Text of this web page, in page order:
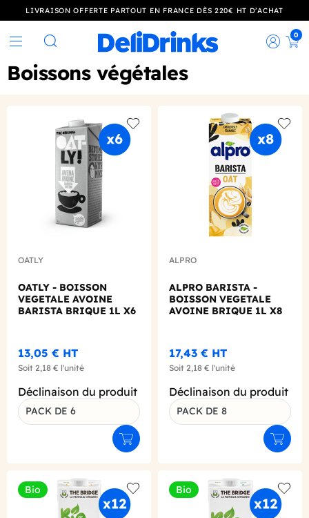
LIVRAISON OFFERTE PARTOUT EN FRANCE DÈS 220€ HT D’ACHAT
Rechercher
0
Boissons végétales
Add to wishlist
OATLY
OATLY - BOISSON
VEGETALE AVOINE
BARISTA BRIQUE 1L X6
13,05 € HT
Soit 2,18 € l'unité
Déclinaison du produit
PACK DE 6
Ajouter au panier
Add
ALPRO
ALPRO BARISTA -
BOISSON VEGETALE
AVOINE BRIQUE 1L X8
17,43 € HT
Soit 2,18 € l'unité
Déclinaison du produit
PACK DE 8
Bio
Add to wishlist
Bio
Add